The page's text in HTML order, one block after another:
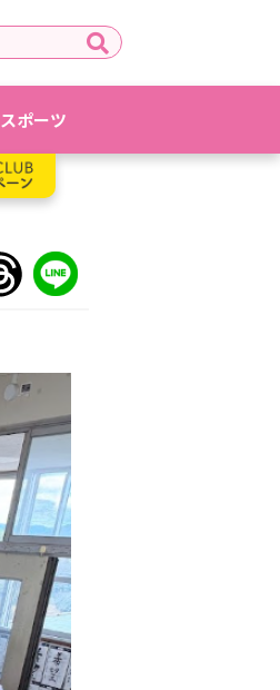
スポーツ